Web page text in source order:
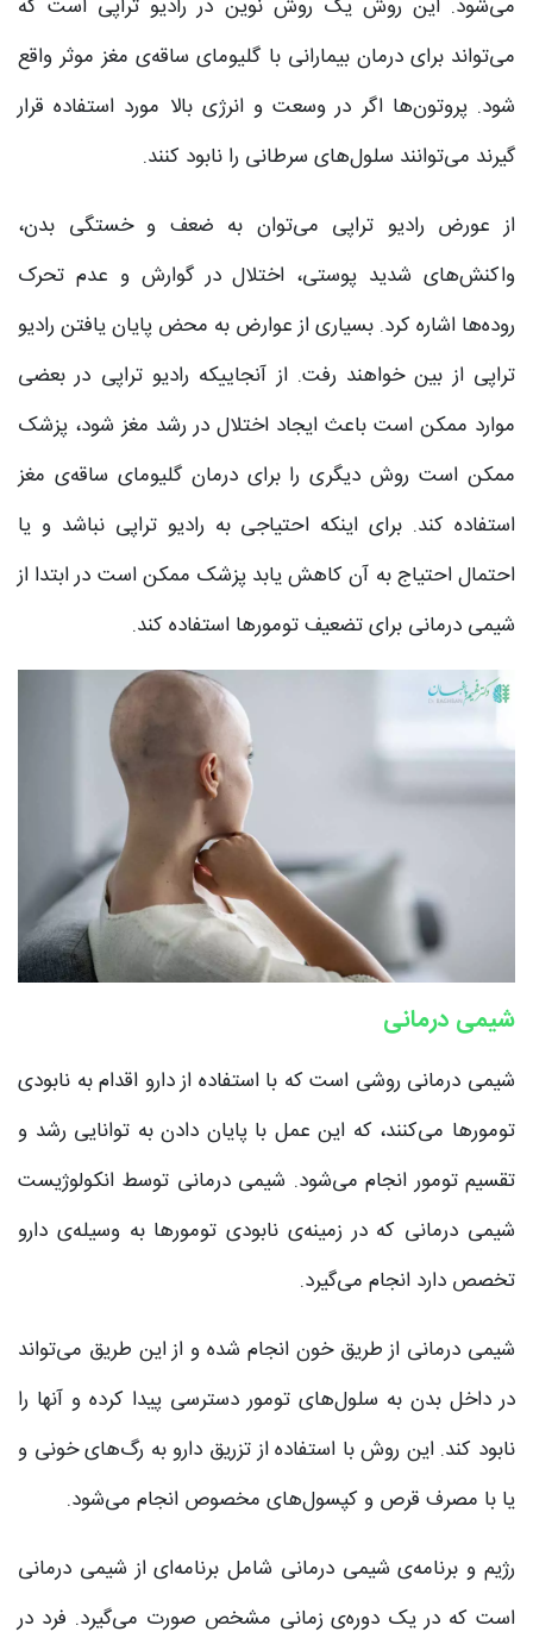
می‌شود. این روش یک روش نوین در رادیو تراپی است که
می‌تواند برای درمان بیمارانی با گلیومای ساقه‌ی مغز موثر واقع
شود. پروتون‌ها اگر در وسعت و انرژی بالا مورد استفاده قرار
گیرند می‌توانند سلول‌های سرطانی را نابود کنند.
از عورض رادیو تراپی می‌توان به ضعف و خستگی بدن،
واکنش‌های شدید پوستی، اختلال در گوارش و عدم تحرک
روده‌ها اشاره کرد. بسیاری از عوارض به محض پایان یافتن رادیو
تراپی از بین خواهند رفت. از آنجاییکه رادیو تراپی در بعضی
موارد ممکن است باعث ایجاد اختلال در رشد مغز شود، پزشک
ممکن است روش دیگری را برای درمان گلیومای ساقه‌ی مغز
استفاده کند. برای اینکه احتیاجی به رادیو تراپی نباشد و یا
احتمال احتیاج به آن کاهش یابد پزشک ممکن است در ابتدا از
شیمی درمانی برای تضعیف تومورها استفاده کند.
شیمی درمانی
شیمی درمانی روشی است که با استفاده از دارو اقدام به نابودی
تومورها می‌کنند، که این عمل با پایان دادن به توانایی رشد و
تقسیم تومور انجام می‌شود. شیمی درمانی توسط انکولوژیست
شیمی درمانی که در زمینه‌ی نابودی تومورها به وسیله‌ی دارو
تخصص دارد انجام می‌گیرد.
شیمی درمانی از طریق خون انجام شده و از این طریق می‌تواند
در داخل بدن به سلول‌های تومور دسترسی پیدا کرده و آنها را
نابود کند. این روش با استفاده از تزریق دارو به رگ‌های خونی و
یا با مصرف قرص و کپسول‌های مخصوص انجام می‌شود.
رژیم و برنامه‌ی شیمی درمانی شامل برنامه‌ای از شیمی درمانی
است که در یک دوره‌ی زمانی مشخص صورت می‌گیرد. فرد در